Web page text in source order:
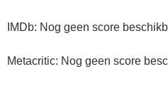
IMDb: Nog geen score
Metacritic: Nog geen score